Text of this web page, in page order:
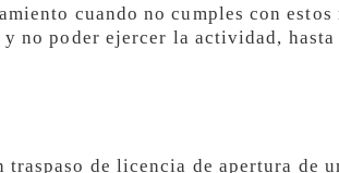
cuando no cumples con
no poder ejercer la actividad,
traspaso de licencia de apertura de